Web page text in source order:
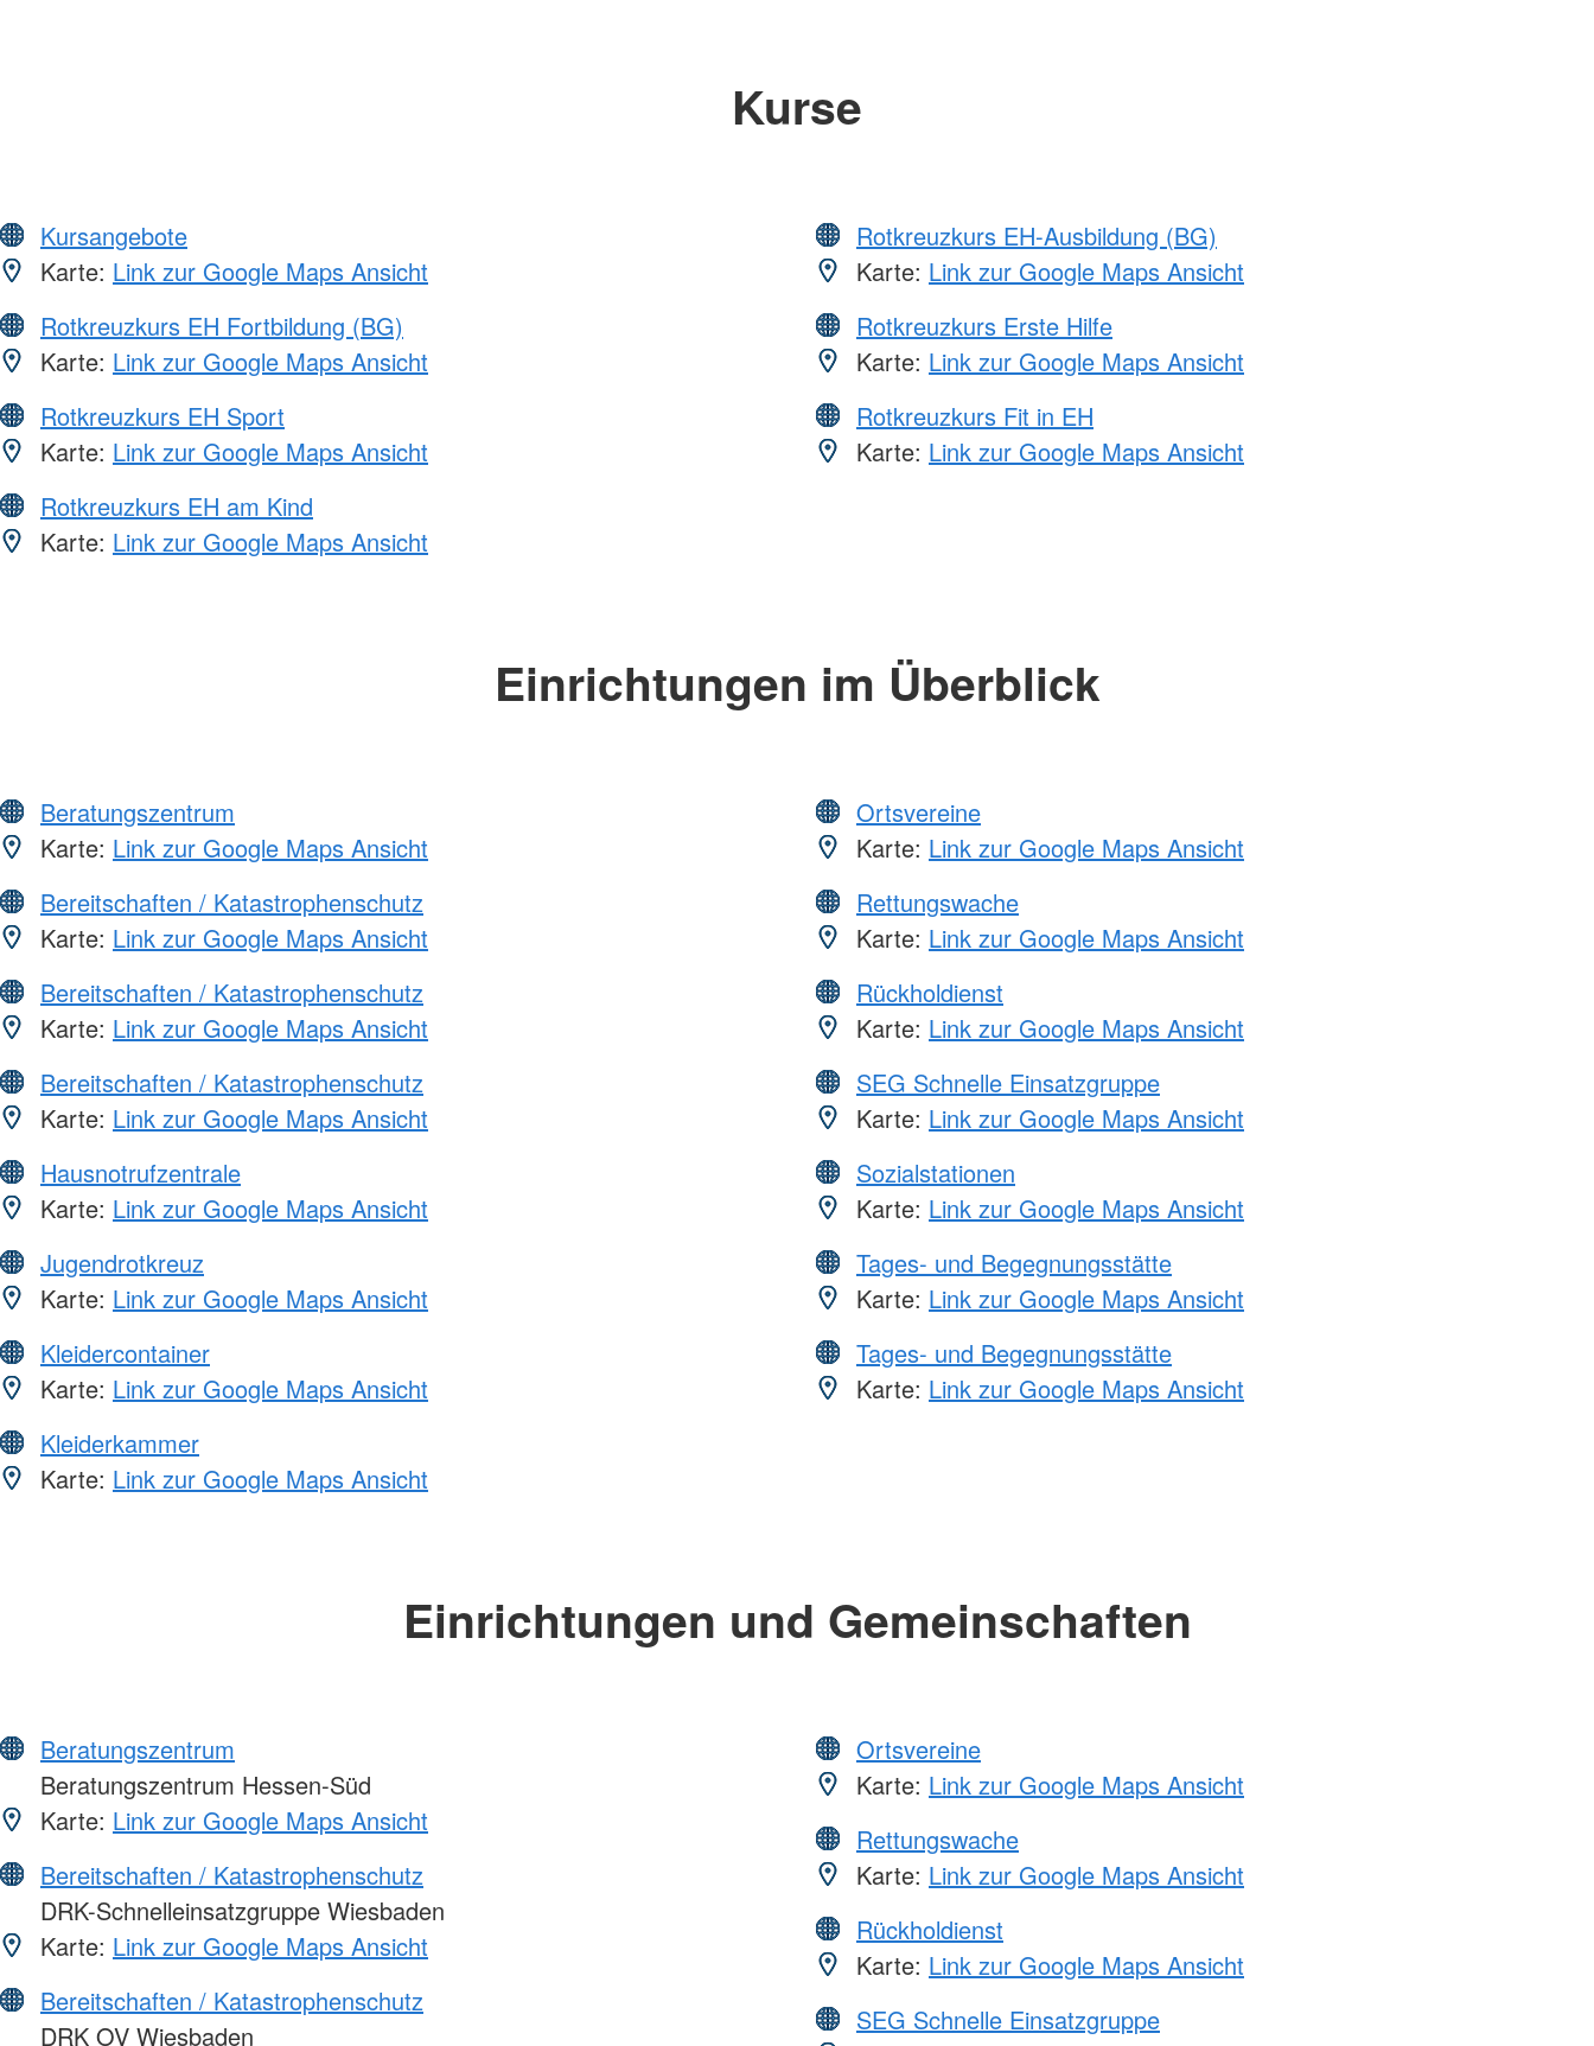
Kurse
Kursangebote
Karte: Link zur Google Maps Ansicht
Rotkreuzkurs EH Fortbildung (BG)
Karte: Link zur Google Maps Ansicht
Rotkreuzkurs EH Sport
Karte: Link zur Google Maps Ansicht
Rotkreuzkurs EH am Kind
Karte: Link zur Google Maps Ansicht
Rotkreuzkurs EH-Ausbildung (BG)
Karte: Link zur Google Maps Ansicht
Rotkreuzkurs Erste Hilfe
Karte: Link zur Google Maps Ansicht
Rotkreuzkurs Fit in EH
Karte: Link zur Google Maps Ansicht
Einrichtungen im Überblick
Beratungszentrum
Karte: Link zur Google Maps Ansicht
Bereitschaften / Katastrophenschutz
Karte: Link zur Google Maps Ansicht
Bereitschaften / Katastrophenschutz
Karte: Link zur Google Maps Ansicht
Bereitschaften / Katastrophenschutz
Karte: Link zur Google Maps Ansicht
Hausnotrufzentrale
Karte: Link zur Google Maps Ansicht
Jugendrotkreuz
Karte: Link zur Google Maps Ansicht
Kleidercontainer
Karte: Link zur Google Maps Ansicht
Kleiderkammer
Karte: Link zur Google Maps Ansicht
Ortsvereine
Karte: Link zur Google Maps Ansicht
Rettungswache
Karte: Link zur Google Maps Ansicht
Rückholdienst
Karte: Link zur Google Maps Ansicht
SEG Schnelle Einsatzgruppe
Karte: Link zur Google Maps Ansicht
Sozialstationen
Karte: Link zur Google Maps Ansicht
Tages- und Begegnungsstätte
Karte: Link zur Google Maps Ansicht
Tages- und Begegnungsstätte
Karte: Link zur Google Maps Ansicht
Einrichtungen und Gemeinschaften
Beratungszentrum
Beratungszentrum Hessen-Süd
Karte: Link zur Google Maps Ansicht
Bereitschaften / Katastrophenschutz
DRK-Schnelleinsatzgruppe Wiesbaden
Karte: Link zur Google Maps Ansicht
Bereitschaften / Katastrophenschutz
DRK OV Wiesbaden
Ortsvereine
Karte: Link zur Google Maps Ansicht
Rettungswache
Karte: Link zur Google Maps Ansicht
Rückholdienst
Karte: Link zur Google Maps Ansicht
SEG Schnelle Einsatzgruppe